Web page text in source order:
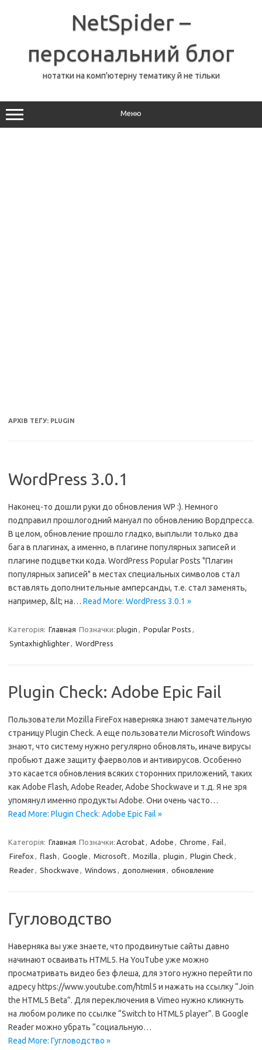
NetSpider –
персональний блог
нотатки на комп'ютерну тематику й не тільки
Меню
АРХІВ ТЕҐУ: PLUGIN
WordPress 3.0.1
Наконец-то дошли руки до обновления WP :). Немного
подправил прошлогодний мануал по обновлению Вордпресса.
В целом, обновление прошло гладко, выплыли только два
бага в плагинах, а именно, в плагине популярных записей и
плагине подцветки кода. WordPress Popular Posts "Плагин
популярных записей" в местах специальных символов стал
вставлять дополнительные амперсанды, т.е. стал заменять,
например, &lt; на… Read More: WordPress 3.0.1 »
Категорія: Главная Позначки: plugin , Popular Posts ,
Syntaxhighlighter, WordPress
Plugin Check: Adobe Epic Fail
Пользователи Mozilla FireFox наверняка знают замечательную
страницу Plugin Check. А еще пользователи Microsoft Windows
знают, что систему нужно регулярно обновлять, иначе вирусы
пробьют даже защиту фаерволов и антивирусов. Особенно
это касается обновления всяких сторонних приложений, таких
как Adobe Flash, Adobe Reader, Adobe Shockwave и т.д. Я не зря
упомянул именно продукты Adobe. Они очень часто…
Read More: Plugin Check: Adobe Epic Fail »
Категорія: Главная Позначки: Acrobat, Adobe , Chrome , Fail,
Firefox , flash , Google , Microsoft, Mozilla , plugin , Plugin Check ,
Reader, Shockwave , Windows , дополнения , обновление
Гугловодство
Наверняка вы уже знаете, что продвинутые сайты давно
начинают осваивать HTML5. На YouTube уже можно
просматривать видео без флеша, для этого нужно перейти по
адресу https://www.youtube.com/html5 и нажать на ссылку “Join
the HTML5 Beta”. Для переключения в Vimeo нужно кликнуть
на любом ролике по ссылке “Switch to HTML5 player”. В Google
Reader можно убрать “социальную…
Read More: Гугловодство »